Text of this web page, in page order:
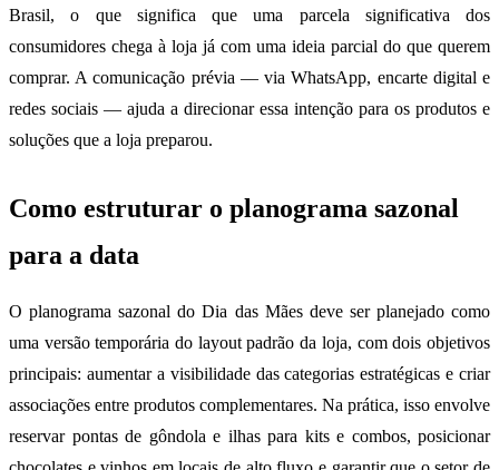
Brasil, o que significa que uma parcela significativa dos
consumidores chega à loja já com uma ideia parcial do que querem
comprar. A comunicação prévia — via WhatsApp, encarte digital e
redes sociais — ajuda a direcionar essa intenção para os produtos e
soluções que a loja preparou.
Como estruturar o planograma sazonal
para a data
O planograma sazonal do Dia das Mães deve ser planejado como
uma versão temporária do layout padrão da loja, com dois objetivos
principais: aumentar a visibilidade das categorias estratégicas e criar
associações entre produtos complementares. Na prática, isso envolve
reservar pontas de gôndola e ilhas para kits e combos, posicionar